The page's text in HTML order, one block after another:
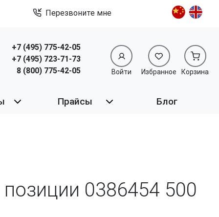
Перезвоните мне
+7 (495) 775-42-05
+7 (495) 723-71-73
8 (800) 775-42-05
Войти Избранное Корзина
Прайсы Блог
0386454 500